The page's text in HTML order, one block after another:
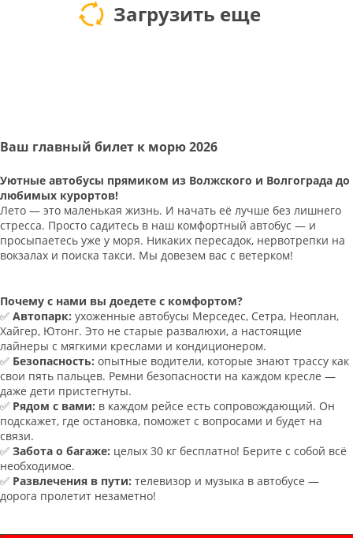
Загрузить еще
Ваш главный билет к морю 2026
Уютные автобусы прямиком из Волжского и Волгограда до
любимых курортов!
Лето — это маленькая жизнь. И начать её лучше без лишнего
стресса. Просто садитесь в наш комфортный автобус — и
просыпаетесь уже у моря. Никаких пересадок, нервотрепки на
вокзалах и поиска такси. Мы довезем вас с ветерком!
Почему с нами вы доедете с комфортом?
✅ Автопарк: ухоженные автобусы Мерседес, Сетра, Неоплан,
Хайгер, Ютонг. Это не старые развалюхи, а настоящие
лайнеры с мягкими креслами и кондиционером.
✅ Безопасность: опытные водители, которые знают трассу как
свои пять пальцев. Ремни безопасности на каждом кресле —
даже дети пристегнуты.
✅ Рядом с вами: в каждом рейсе есть сопровождающий. Он
подскажет, где остановка, поможет с вопросами и будет на
связи.
✅ Забота о багаже: целых 30 кг бесплатно! Берите с собой всё
необходимое.
✅ Развлечения в пути: телевизор и музыка в автобусе —
дорога пролетит незаметно!